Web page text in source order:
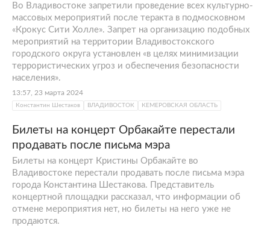
Во Владивостоке запретили проведение всех культурно-
массовых мероприятий после теракта в подмосковном
«Крокус Сити Холле». Запрет на организацию подобных
мероприятий на территории Владивостокского
городского округа установлен «в целях минимизации
террористических угроз и обеспечения безопасности
населения».
13:57, 23 марта 2024
Константин Шестаков ВЛАДИВОСТОК КЕМЕРОВСКАЯ ОБЛАСТЬ
Билеты на концерт Орбакайте перестали
продавать после письма мэра
Билеты на концерт Кристины Орбакайте во
Владивостоке перестали продавать после письма мэра
города Константина Шестакова. Представитель
концертной площадки рассказал, что информации об
отмене мероприятия нет, но билеты на него уже не
продаются.